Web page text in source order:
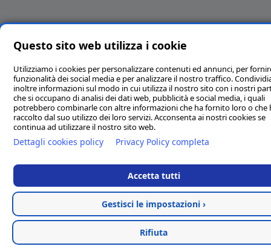
Questo sito web utilizza i cookie
Utilizziamo i cookies per personalizzare contenuti ed annunci, per
funzionalità dei social media e per analizzare il nostro traffico.
inoltre informazioni sul modo in cui utilizza il nostro sito con i nostri
che si occupano di analisi dei dati web, pubblicità e social media, i quali
potrebbero combinarle con altre informazioni che ha fornito loro o che
raccolto dal suo utilizzo dei loro servizi. Acconsenta ai nostri cookies se
continua ad utilizzare il nostro sito web.
Dettagli cookies policy Privacy Policy completa
Accetta tutti
Gestisci le impostazioni ›
Rifiuta